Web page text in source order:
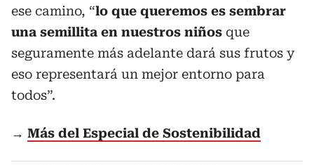
ese camino, “lo que queremos es sembrar
una semillita en nuestros niños que
seguramente más adelante dará sus frutos y
eso representará un mejor entorno para
todos”.
→ Más del Especial de Sostenibilidad